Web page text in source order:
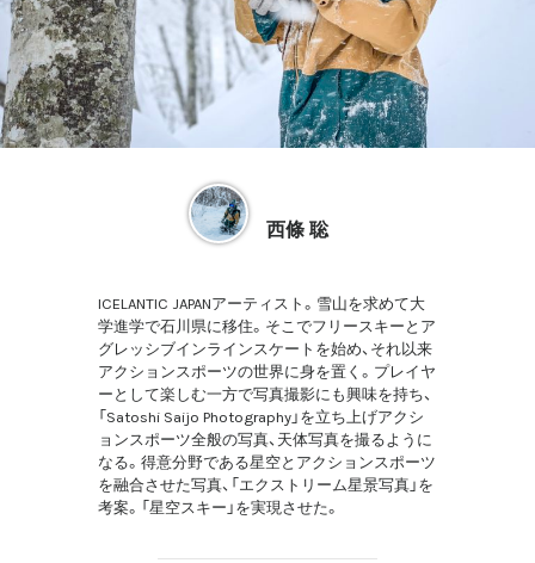
西條 聡
ICELANTIC JAPANアーティスト。雪山を求めて大
学進学で石川県に移住。そこでフリースキーとア
グレッシブインラインスケートを始め、それ以来
アクションスポーツの世界に身を置く。プレイヤ
ーとして楽しむ一方で写真撮影にも興味を持ち、
「Satoshi Saijo Photography」を立ち上げアクシ
ョンスポーツ全般の写真、天体写真を撮るように
なる。得意分野である星空とアクションスポーツ
を融合させた写真、「エクストリーム星景写真」を
考案。「星空スキー」を実現させた。